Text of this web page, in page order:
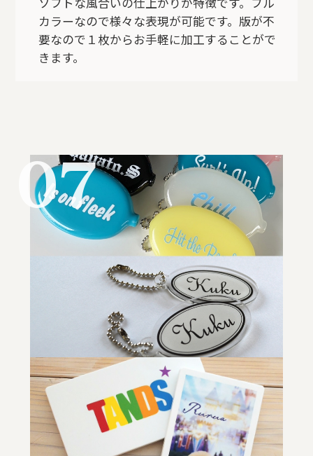
カラーなので様々な表現が可能です。版が不
要なので１枚からお手軽に加工することがで
きます。
07